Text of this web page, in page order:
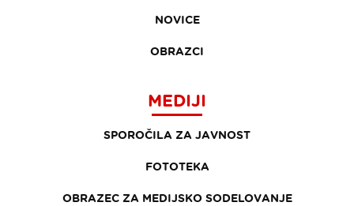
NOVICE
OBRAZCI
MEDIJI
SPOROČILA ZA JAVNOST
FOTOTEKA
OBRAZEC ZA MEDIJSKO SODELOVANJE